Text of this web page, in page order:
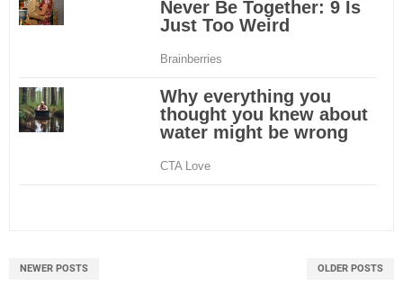
NEWER POSTS OLDER POSTS